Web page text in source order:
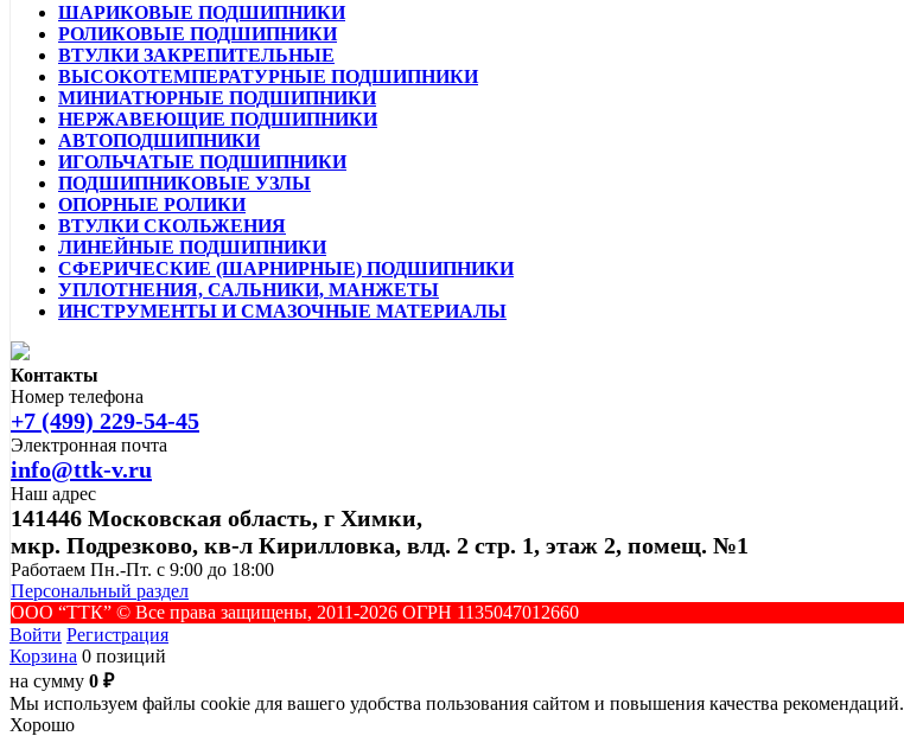
ШАРИКОВЫЕ ПОДШИПНИКИ
РОЛИКОВЫЕ ПОДШИПНИКИ
ВТУЛКИ ЗАКРЕПИТЕЛЬНЫЕ
ВЫСОКОТЕМПЕРАТУРНЫЕ ПОДШИПНИКИ
МИНИАТЮРНЫЕ ПОДШИПНИКИ
НЕРЖАВЕЮЩИЕ ПОДШИПНИКИ
АВТОПОДШИПНИКИ
ИГОЛЬЧАТЫЕ ПОДШИПНИКИ
ПОДШИПНИКОВЫЕ УЗЛЫ
ОПОРНЫЕ РОЛИКИ
ВТУЛКИ СКОЛЬЖЕНИЯ
ЛИНЕЙНЫЕ ПОДШИПНИКИ
СФЕРИЧЕСКИЕ (ШАРНИРНЫЕ) ПОДШИПНИКИ
УПЛОТНЕНИЯ, САЛЬНИКИ, МАНЖЕТЫ
ИНСТРУМЕНТЫ И СМАЗОЧНЫЕ МАТЕРИАЛЫ
Контакты
Номер телефона
+7 (499) 229-54-45
Электронная почта
info@ttk-v.ru
Наш адрес
141446 Московская область, г Химки,
мкр. Подрезково, кв-л Кирилловка, влд. 2 стр. 1, этаж 2, помещ. №1
Работаем Пн.-Пт. с 9:00 до 18:00
Персональный раздел
ООО “ТТК” ©️ Все права защищены, 2011-2026 ОГРН 1135047012660
Войти Регистрация
Корзина 0 позиций
на сумму 0 ₽
Мы используем файлы cookie для вашего удобства пользования сайтом и повышения качества рекомендаций.
Хорошо